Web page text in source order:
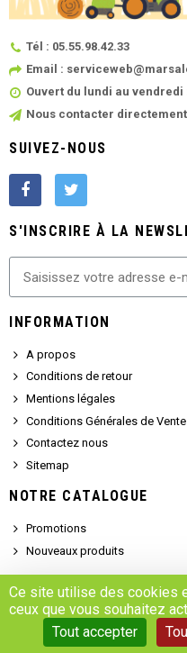
Tél : 05.55.98.42.33
Email :
Ouvert du lundi au vendredi
Nous contacter
SUIVEZ-NOUS
S'INSCRIRE À LA
INFORMATION
A propos
Conditions de retour
Mentions légales
Conditions Générales de Vente
Contactez nous
Sitemap
NOTRE CATALOGUE
Promotions
Nouveaux produits
Demander un devis
Se connecter
Ce site utilise des cookies
ceux que vous souhaitez
Tout accepter